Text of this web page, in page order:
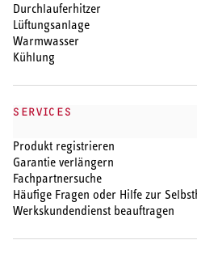
Durchlauferhitzer
Lüftungsanlage
Warmwasser
Kühlung
SERVICES
Produkt registrieren
Garantie verlängern
Fachpartnersuche
Häufige Fragen oder Hilfe zur
Werkskundendienst beauftragen